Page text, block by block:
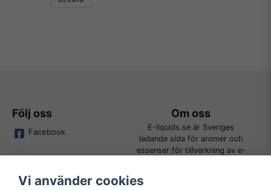
Följ oss
Facebook
Om oss
E-liquids.se är Sveriges
ledande sida för aromer och
essenser för tillverkning av e-
Vi använder cookies